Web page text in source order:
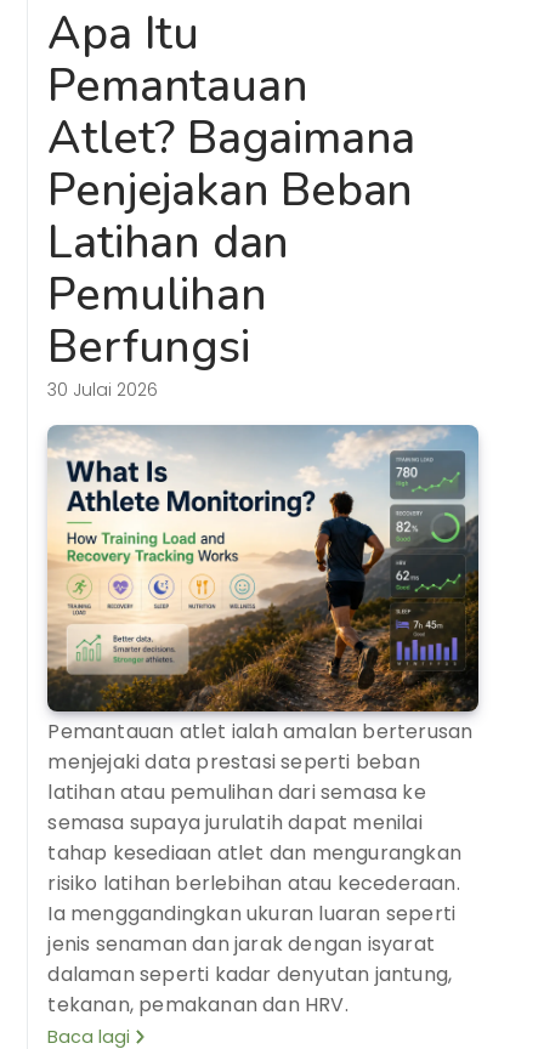
Apa Itu
Pemantauan
Atlet? Bagaimana
Penjejakan Beban
Latihan dan
Pemulihan
Berfungsi
30 Julai 2026
Pemantauan atlet ialah amalan berterusan
menjejaki data prestasi seperti beban
latihan atau pemulihan dari semasa ke
semasa supaya jurulatih dapat menilai
tahap kesediaan atlet dan mengurangkan
risiko latihan berlebihan atau kecederaan.
Ia menggandingkan ukuran luaran seperti
jenis senaman dan jarak dengan isyarat
dalaman seperti kadar denyutan jantung,
tekanan, pemakanan dan HRV.
Baca lagi